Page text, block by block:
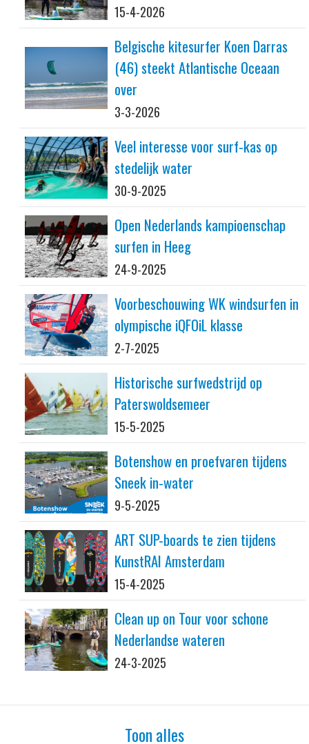
15-4-2026
Belgische kitesurfer Koen Darras
(46) steekt Atlantische Oceaan
over
3-3-2026
Veel interesse voor surf-kas op
stedelijk water
30-9-2025
Open Nederlands kampioenschap
surfen in Heeg
24-9-2025
Voorbeschouwing WK windsurfen in
olympische iQFOiL klasse
2-7-2025
Historische surfwedstrijd op
Paterswoldsemeer
15-5-2025
Botenshow en proefvaren tijdens
Sneek in-water
9-5-2025
ART SUP-boards te zien tijdens
KunstRAI Amsterdam
15-4-2025
Clean up on Tour voor schone
Nederlandse wateren
24-3-2025
Toon alles